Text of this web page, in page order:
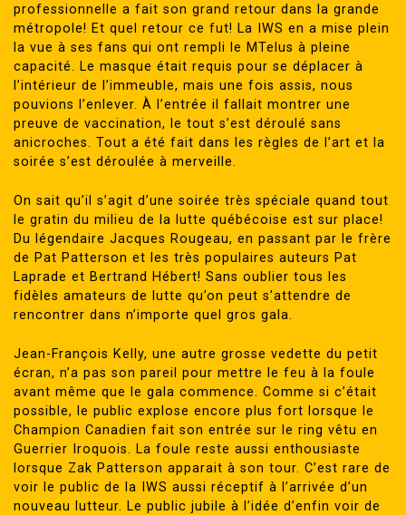
professionnelle a fait son grand retour dans la grande
métropole! Et quel retour ce fut! La IWS en a mise plein
la vue à ses fans qui ont rempli le MTelus à pleine
capacité. Le masque était requis pour se déplacer à
l’intérieur de l’immeuble, mais une fois assis, nous
pouvions l’enlever. À l’entrée il fallait montrer une
preuve de vaccination, le tout s’est déroulé sans
anicroches. Tout a été fait dans les règles de l’art et la
soirée s’est déroulée à merveille.
On sait qu’il s’agit d’une soirée très spéciale quand tout
le gratin du milieu de la lutte québécoise est sur place!
Du légendaire Jacques Rougeau, en passant par le frère
de Pat Patterson et les très populaires auteurs Pat
Laprade et Bertrand Hébert! Sans oublier tous les
fidèles amateurs de lutte qu’on peut s’attendre de
rencontrer dans n’importe quel gros gala.
Jean-François Kelly, une autre grosse vedette du petit
écran, n’a pas son pareil pour mettre le feu à la foule
avant même que le gala commence. Comme si c’était
possible, le public explose encore plus fort lorsque le
Champion Canadien fait son entrée sur le ring vêtu en
Guerrier Iroquois. La foule reste aussi enthousiaste
lorsque Zak Patterson apparait à son tour. C’est rare de
voir le public de la IWS aussi réceptif à l’arrivée d’un
nouveau lutteur. Le public jubile à l’idée d’enfin voir de